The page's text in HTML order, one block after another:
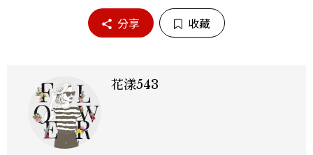
分享 收藏
花漾543